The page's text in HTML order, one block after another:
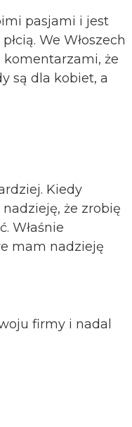
pasjami i jest
We Włoszech
komentarzami, że
są dla kobiet, a
Kiedy
nadzieję, że zrobię
Właśnie
mam nadzieję
firmy i nadal